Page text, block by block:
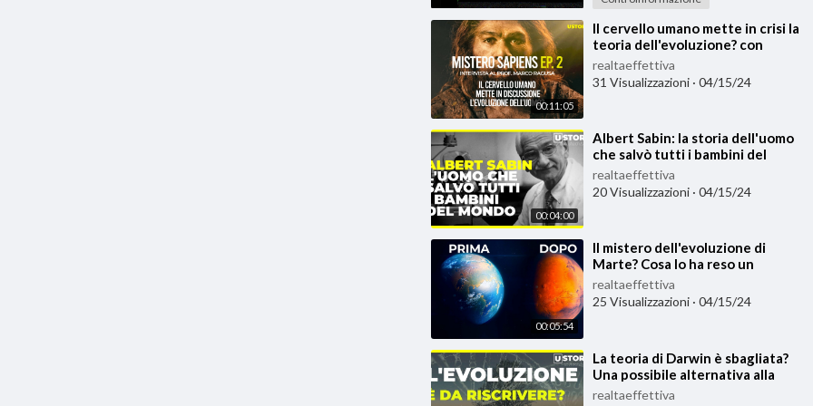
00:11:05
⁣Il cervello umano mette in crisi la
teoria dell'evoluzione? con
Marco Ragusa - Mistero Sapiens
realtaeffettiva
31 Visualizzazioni · 04/15/24
00:04:00
⁣Albert Sabin: la storia dell'uomo
che salvò tutti i bambini del
mondo
realtaeffettiva
20 Visualizzazioni · 04/15/24
00:05:54
⁣Il mistero dell'evoluzione di
Marte? Cosa lo ha reso un
pianeta arido e freddo?
realtaeffettiva
25 Visualizzazioni · 04/15/24
⁣La teoria di Darwin è sbagliata?
Una possibile alternativa alla
teoria dell'evoluzione
realtaeffettiva